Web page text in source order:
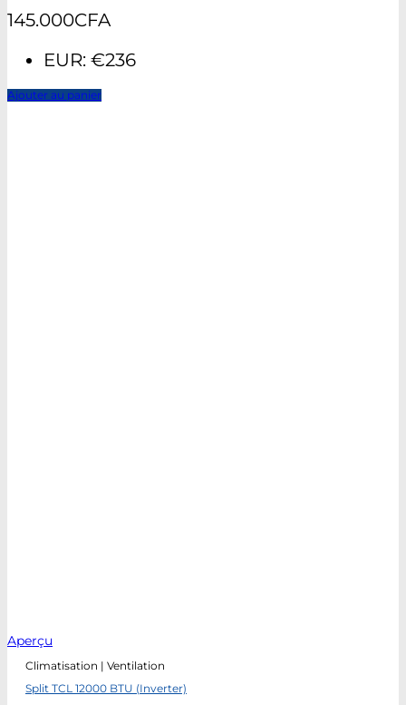
145.000CFA
EUR: €236
Ajouter au panier
Aperçu
Climatisation | Ventilation
Split TCL 12000 BTU (Inverter)